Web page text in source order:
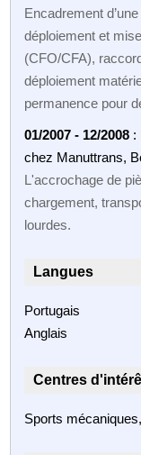
Encadrement
déploiement et
(CFO/CFA),
déploiement
permanence pour
01/2007 - 12/2008 :
chez Manuttrans,
L'accrochage de
chargement,
lourdes.
Langues
Portugais
Anglais
Centres
Sports